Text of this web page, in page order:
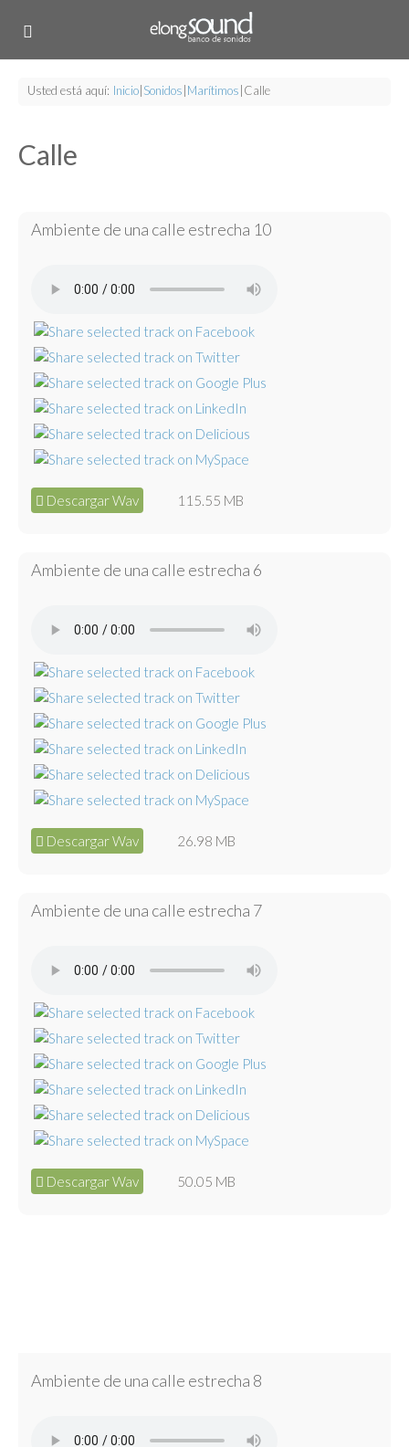
Usted está aquí: Inicio Sonidos Marítimos Calle
Calle
Ambiente de una calle estrecha 10
Descargar Wav 115.55 MB
Ambiente de una calle estrecha 6
Descargar Wav 26.98 MB
Ambiente de una calle estrecha 7
Descargar Wav 50.05 MB
Ambiente de una calle estrecha 8